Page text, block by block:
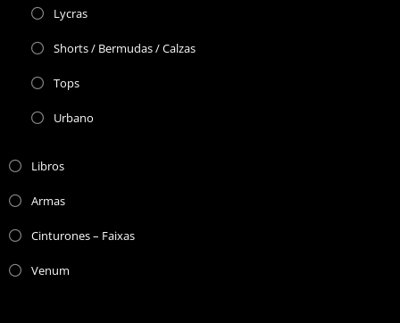
Lycras
Shorts / Bermudas / Calzas
Tops
Urbano
Libros
Armas
Cinturones – Faixas
Venum